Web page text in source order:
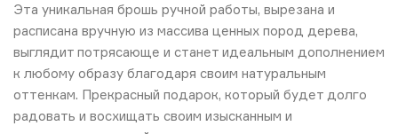
Эта уникальная брошь ручной работы, вырезана и
расписана вручную из массива ценных пород дерева,
выглядит потрясающе и станет идеальным дополнением
к любому образу благодаря своим натуральным
оттенкам. Прекрасный подарок, который будет долго
радовать и восхищать своим изысканным и